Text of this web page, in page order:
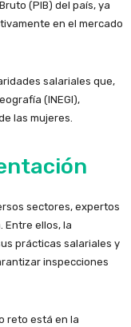
(PIB) del país, ya
en el mercado
salariales que,
(INEGI),
las mujeres.
sectores, expertos
Entre ellos, la
prácticas salariales y
inspecciones
reto está en la